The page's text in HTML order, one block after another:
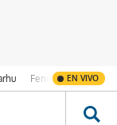
Fenómeno de El
EN VIVO